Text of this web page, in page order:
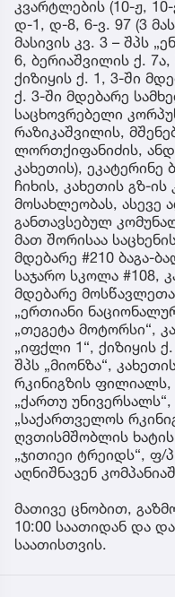
კვარტლების (10-ჟ, 10-
დ-1, დ-8, 6-ვ. 97 (3
მასივის კვ. 3 – შპს
6, ბერიაშვილის ქ. 7ა,
ქიზიყის ქ. 1, 3-ში
ქ. 3-ში მდებარე
საცხოვრებელი
რაზიკაშვილის,
ლორთქიფანიძის,
კახეთის), ეკატერინე
ჩიხის, კახეთის გზ-
მოსახლეობას, ასევე
განთავსებულ
მათ შორისაა
მდებარე #210 ბაგა-
საჯარო სკოლა #108,
მდებარე
„ერთიანი
„თეგეტა მოტორსი“,
„იფქლი 1“, ქიზიყის
შპს „მიონზა“,
რკინიგზის ფილიალს,
„ქართუ უნივერსალს“,
„საქართველოს
ღვთისმშობლის
„ჯითიეი ტრეიდს“,
აღნიშნავენ
მათივე ცნობით,
10:00 საათიდან და
საათისთვის.